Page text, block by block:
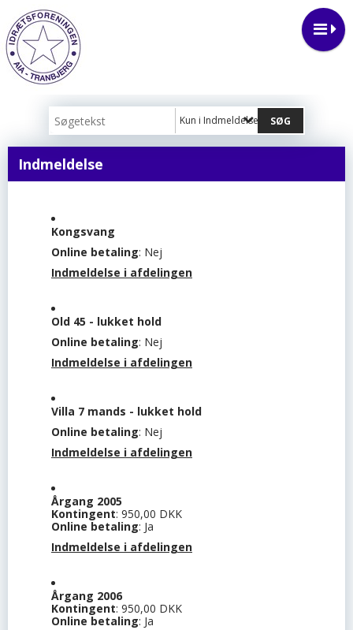
Kun i Indmeldelse
Indmeldelse
Kongsvang
Online betaling: Nej
Indmeldelse i afdelingen
Old 45 - lukket hold
Online betaling: Nej
Indmeldelse i afdelingen
Villa 7 mands - lukket hold
Online betaling: Nej
Indmeldelse i afdelingen
Årgang 2005
Kontingent: 950,00 DKK
Online betaling: Ja
Indmeldelse i afdelingen
Årgang 2006
Kontingent: 950,00 DKK
Online betaling: Ja